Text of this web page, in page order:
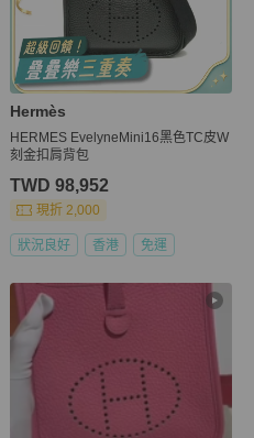
Hermès
HERMES EvelyneMini16黑色TC皮W
刻金扣肩背包
TWD 98,952
現折 2,000
狀況良好 香港 免運